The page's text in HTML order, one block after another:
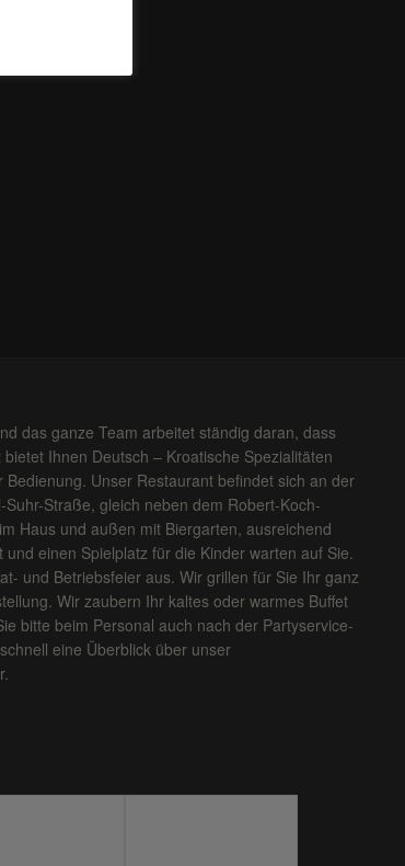
das ganze Team arbeitet ständig daran, dass
Ihnen Deutsch – Kroatische Spezialitäten
Unser Restaurant befindet sich an der
Straße, gleich neben dem Robert-Koch-
Haus und außen mit Biergarten, ausreichend
einen Spielplatz für die Kinder warten auf Sie.
und Betriebsfeier aus. Wir grillen für Sie Ihr ganz
Wir zaubern Ihr kaltes oder warmes Buffet
bitte beim Personal auch nach der Partyservice-
eine Überblick über unser